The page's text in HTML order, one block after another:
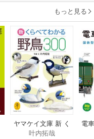
もっと見る
ヤマケイ文庫 新 く
らべてわかる野鳥3
叶内拓哉
電